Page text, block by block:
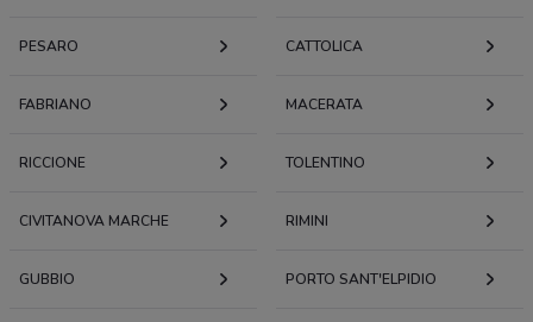
PESARO CATTOLICA
FABRIANO MACERATA
RICCIONE TOLENTINO
CIVITANOVA MARCHE RIMINI
GUBBIO PORTO SANT'ELPIDIO